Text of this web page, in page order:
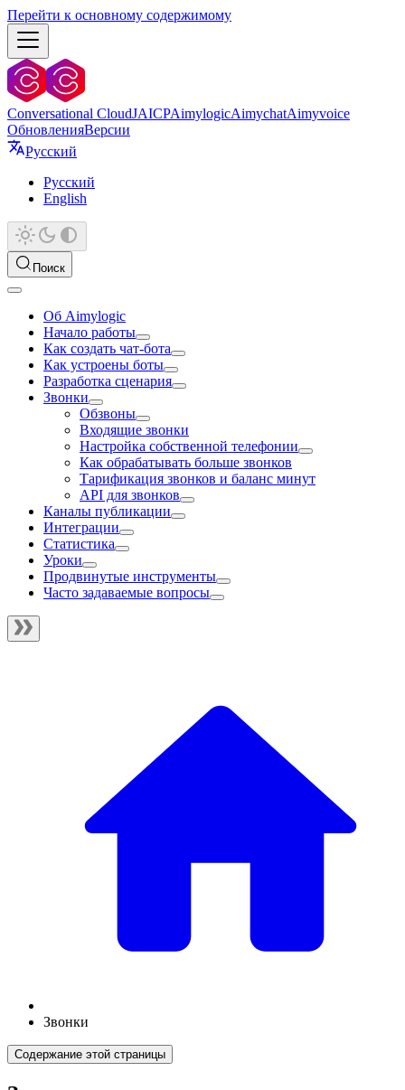
Перейти к основному содержимому
Conversational CloudJAICPAimylogicAimychatAimyvoice
ОбновленияВерсии
Русский
Русский
English
Поиск
Об Aimylogic
Начало работы
Как создать чат-бота
Как устроены боты
Разработка сценария
Звонки
Обзвоны
Входящие звонки
Настройка собственной телефонии
Как обрабатывать больше звонков
Тарификация звонков и баланс минут
API для звонков
Каналы публикации
Интеграции
Статистика
Уроки
Продвинутые инструменты
Часто задаваемые вопросы
Звонки
Содержание этой страницы